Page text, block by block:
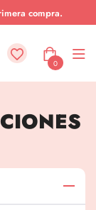
compra.
0